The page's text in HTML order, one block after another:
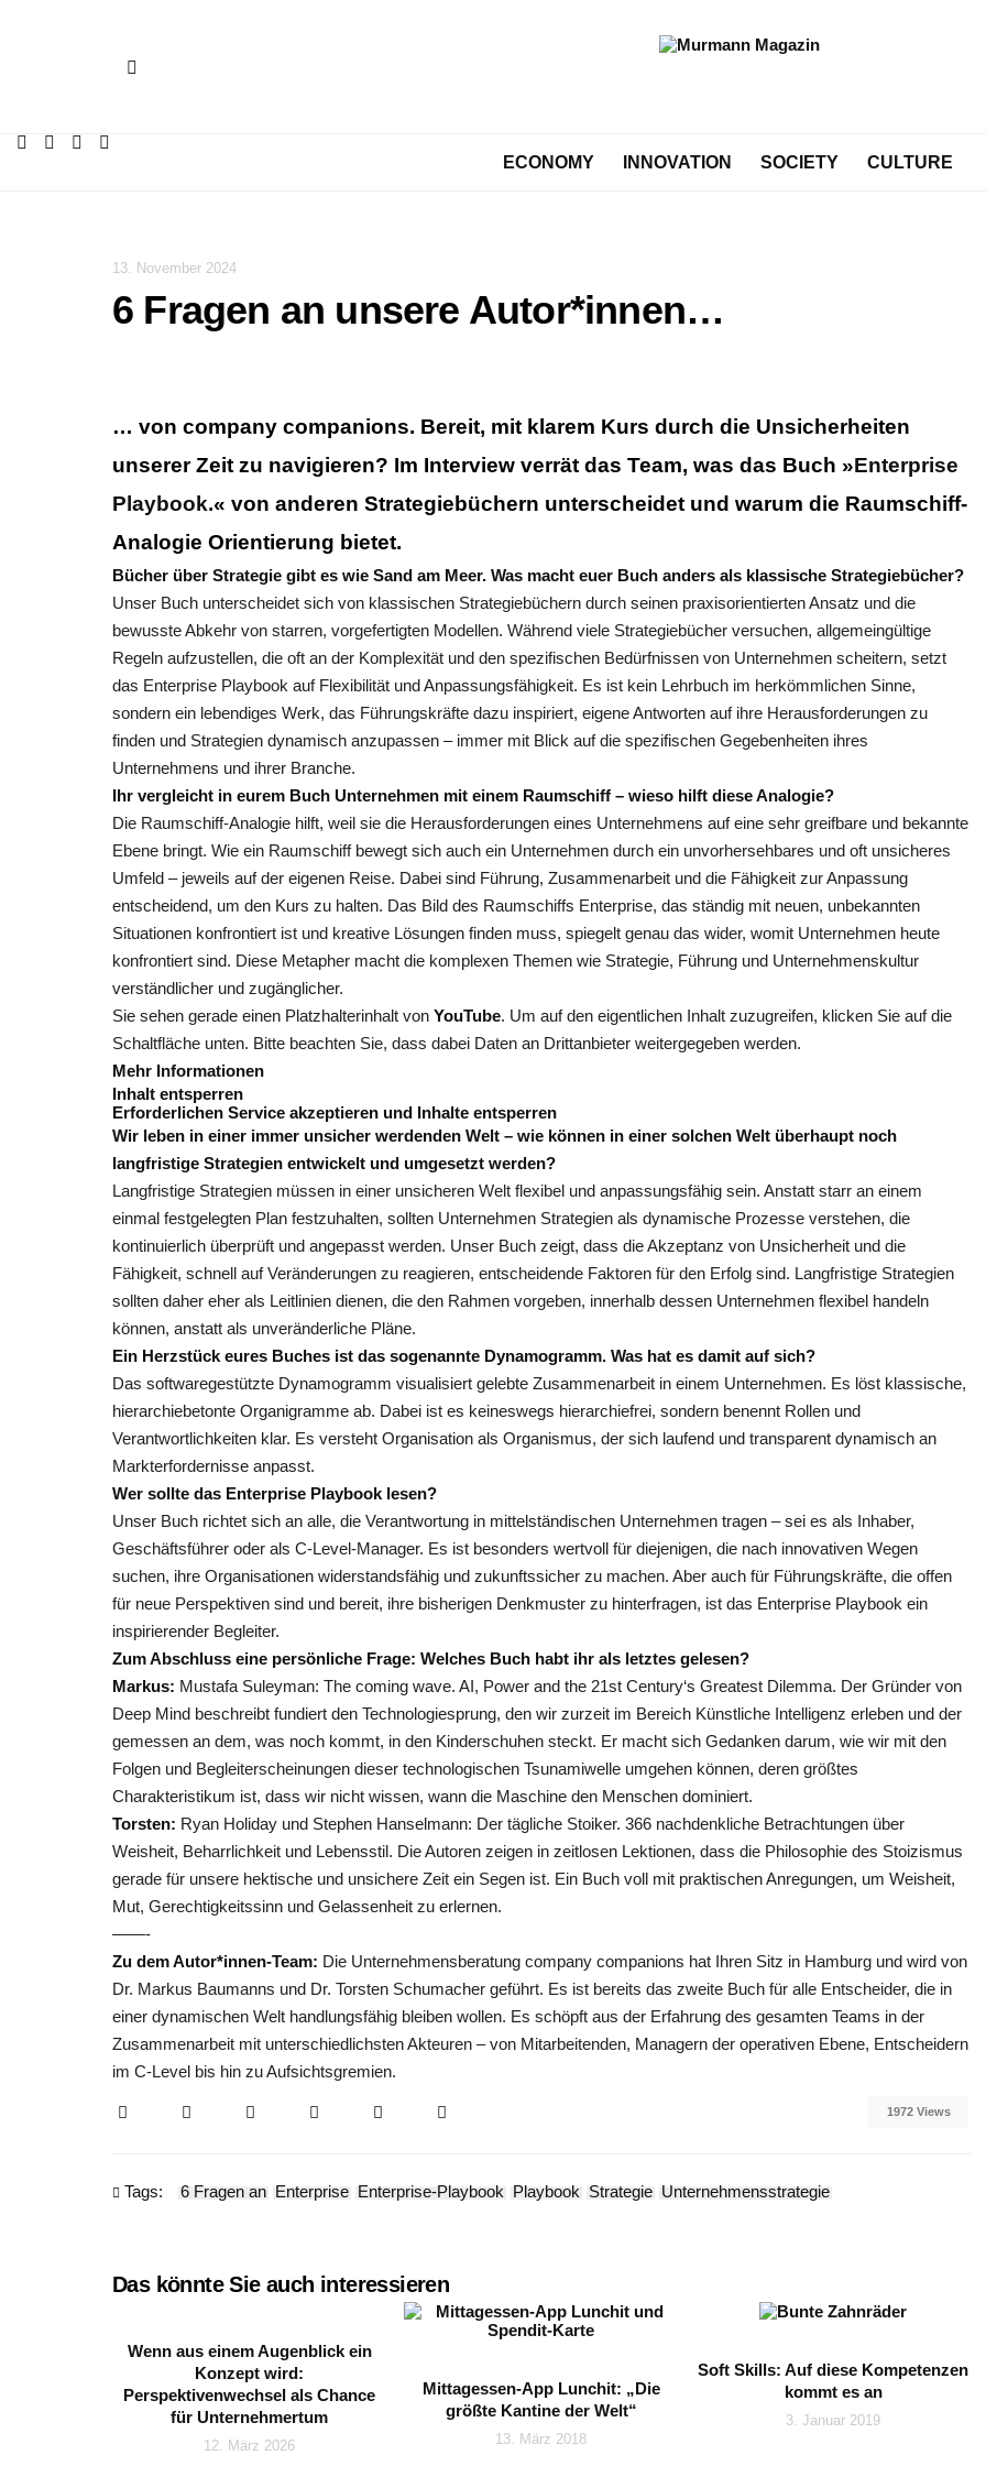
ECONOMY INNOVATION SOCIETY CULTURE
13. November 2024
6 Fragen an unsere Autor*innen…
… von company companions. Bereit, mit klarem Kurs durch die Unsicherheiten
unserer Zeit zu navigieren? Im Interview verrät das Team, was das Buch »Enterprise
Playbook.« von anderen Strategiebüchern unterscheidet und warum die Raumschiff-
Analogie Orientierung bietet.
Bücher über Strategie gibt es wie Sand am Meer. Was macht euer Buch anders als klassische Strategiebücher?
Unser Buch unterscheidet sich von klassischen Strategiebüchern durch seinen praxisorientierten Ansatz und die
bewusste Abkehr von starren, vorgefertigten Modellen. Während viele Strategiebücher versuchen, allgemeingültige
Regeln aufzustellen, die oft an der Komplexität und den spezifischen Bedürfnissen von Unternehmen scheitern, setzt
das Enterprise Playbook auf Flexibilität und Anpassungsfähigkeit. Es ist kein Lehrbuch im herkömmlichen Sinne,
sondern ein lebendiges Werk, das Führungskräfte dazu inspiriert, eigene Antworten auf ihre Herausforderungen zu
finden und Strategien dynamisch anzupassen – immer mit Blick auf die spezifischen Gegebenheiten ihres
Unternehmens und ihrer Branche.
Ihr vergleicht in eurem Buch Unternehmen mit einem Raumschiff – wieso hilft diese Analogie?
Die Raumschiff-Analogie hilft, weil sie die Herausforderungen eines Unternehmens auf eine sehr greifbare und bekannte
Ebene bringt. Wie ein Raumschiff bewegt sich auch ein Unternehmen durch ein unvorhersehbares und oft unsicheres
Umfeld – jeweils auf der eigenen Reise. Dabei sind Führung, Zusammenarbeit und die Fähigkeit zur Anpassung
entscheidend, um den Kurs zu halten. Das Bild des Raumschiffs Enterprise, das ständig mit neuen, unbekannten
Situationen konfrontiert ist und kreative Lösungen finden muss, spiegelt genau das wider, womit Unternehmen heute
konfrontiert sind. Diese Metapher macht die komplexen Themen wie Strategie, Führung und Unternehmenskultur
verständlicher und zugänglicher.
Sie sehen gerade einen Platzhalterinhalt von YouTube. Um auf den eigentlichen Inhalt zuzugreifen, klicken Sie auf die
Schaltfläche unten. Bitte beachten Sie, dass dabei Daten an Drittanbieter weitergegeben werden.
Mehr Informationen
Inhalt entsperren
Erforderlichen Service akzeptieren und Inhalte entsperren
Wir leben in einer immer unsicher werdenden Welt – wie können in einer solchen Welt überhaupt noch
langfristige Strategien entwickelt und umgesetzt werden?
Langfristige Strategien müssen in einer unsicheren Welt flexibel und anpassungsfähig sein. Anstatt starr an einem
einmal festgelegten Plan festzuhalten, sollten Unternehmen Strategien als dynamische Prozesse verstehen, die
kontinuierlich überprüft und angepasst werden. Unser Buch zeigt, dass die Akzeptanz von Unsicherheit und die
Fähigkeit, schnell auf Veränderungen zu reagieren, entscheidende Faktoren für den Erfolg sind. Langfristige Strategien
sollten daher eher als Leitlinien dienen, die den Rahmen vorgeben, innerhalb dessen Unternehmen flexibel handeln
können, anstatt als unveränderliche Pläne.
Ein Herzstück eures Buches ist das sogenannte Dynamogramm. Was hat es damit auf sich?
Das softwaregestützte Dynamogramm visualisiert gelebte Zusammenarbeit in einem Unternehmen. Es löst klassische,
hierarchiebetonte Organigramme ab. Dabei ist es keineswegs hierarchiefrei, sondern benennt Rollen und
Verantwortlichkeiten klar. Es versteht Organisation als Organismus, der sich laufend und transparent dynamisch an
Markterfordernisse anpasst.
Wer sollte das Enterprise Playbook lesen?
Unser Buch richtet sich an alle, die Verantwortung in mittelständischen Unternehmen tragen – sei es als Inhaber,
Geschäftsführer oder als C-Level-Manager. Es ist besonders wertvoll für diejenigen, die nach innovativen Wegen
suchen, ihre Organisationen widerstandsfähig und zukunftssicher zu machen. Aber auch für Führungskräfte, die offen
für neue Perspektiven sind und bereit, ihre bisherigen Denkmuster zu hinterfragen, ist das Enterprise Playbook ein
inspirierender Begleiter.
Zum Abschluss eine persönliche Frage: Welches Buch habt ihr als letztes gelesen?
Markus: Mustafa Suleyman: The coming wave. AI, Power and the 21st Century‘s Greatest Dilemma. Der Gründer von
Deep Mind beschreibt fundiert den Technologiesprung, den wir zurzeit im Bereich Künstliche Intelligenz erleben und der
gemessen an dem, was noch kommt, in den Kinderschuhen steckt. Er macht sich Gedanken darum, wie wir mit den
Folgen und Begleiterscheinungen dieser technologischen Tsunamiwelle umgehen können, deren größtes
Charakteristikum ist, dass wir nicht wissen, wann die Maschine den Menschen dominiert.
Torsten: Ryan Holiday und Stephen Hanselmann: Der tägliche Stoiker. 366 nachdenkliche Betrachtungen über
Weisheit, Beharrlichkeit und Lebensstil. Die Autoren zeigen in zeitlosen Lektionen, dass die Philosophie des Stoizismus
gerade für unsere hektische und unsichere Zeit ein Segen ist. Ein Buch voll mit praktischen Anregungen, um Weisheit,
Mut, Gerechtigkeitssinn und Gelassenheit zu erlernen.
——-
Zu dem Autor*innen-Team: Die Unternehmensberatung company companions hat Ihren Sitz in Hamburg und wird von
Dr. Markus Baumanns und Dr. Torsten Schumacher geführt. Es ist bereits das zweite Buch für alle Entscheider, die in
einer dynamischen Welt handlungsfähig bleiben wollen. Es schöpft aus der Erfahrung des gesamten Teams in der
Zusammenarbeit mit unterschiedlichsten Akteuren – von Mitarbeitenden, Managern der operativen Ebene, Entscheidern
im C-Level bis hin zu Aufsichtsgremien.
1972 Views
Tags: 6 Fragen an Enterprise Enterprise-Playbook Playbook Strategie Unternehmensstrategie
Das könnte Sie auch interessieren
Wenn aus einem Augenblick ein
Konzept wird:
Perspektivenwechsel als Chance
für Unternehmertum
12. März 2026
Mittagessen-App Lunchit: „Die
größte Kantine der Welt“
13. März 2018
Soft Skills: Auf diese Kompetenzen
kommt es an
3. Januar 2019